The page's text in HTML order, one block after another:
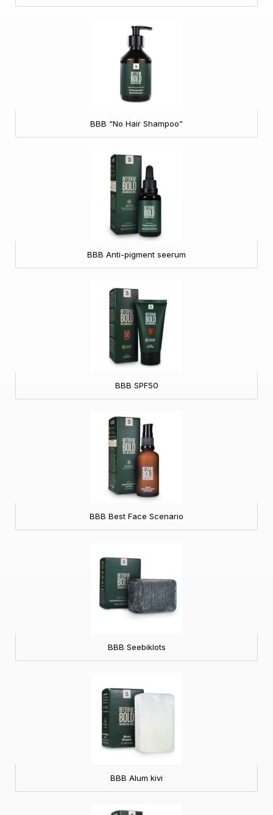
BBB “No Hair Shampoo”
BBB Anti-pigment seerum
BBB SPF50
BBB Best Face Scenario
BBB Seebiklots
BBB Alum kivi